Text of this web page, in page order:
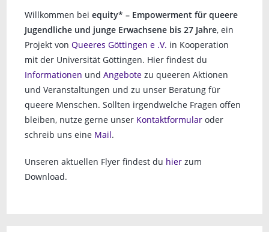
Willkommen beiequity* – Empowerment für queere
Jugendliche und junge Erwachsene bis 27 Jahre, ein
Projekt vonQueeres Göttingen e .V. in Kooperation
mit der Universität Göttingen. Hier findest du
Informationen undAngebote zu queeren Aktionen
und Veranstaltungen und zu unser Beratung für
queere Menschen. Sollten irgendwelche Fragen offen
bleiben, nutze gerne unser Kontaktformular oder
schreib uns eine Mail.
Unseren aktuellen Flyer findest du hier zum
Download.